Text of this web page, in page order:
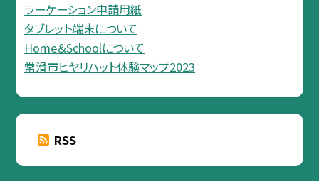
ラーケーション申請用紙
タブレット端末について
Home＆Schoolについて
常滑市ヒヤリハット体験マップ2023
RSS